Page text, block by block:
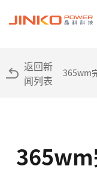
返回新
闻列表
365wm
365wm